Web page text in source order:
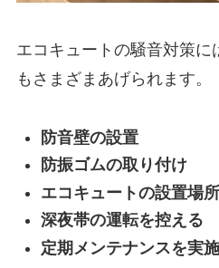
エコキュートの騒音対策に
もさまざまあげられます。
防音壁の設置
防振ゴムの取り付け
エコキュートの設置場
深夜帯の運転を控える
定期メンテナンスを実